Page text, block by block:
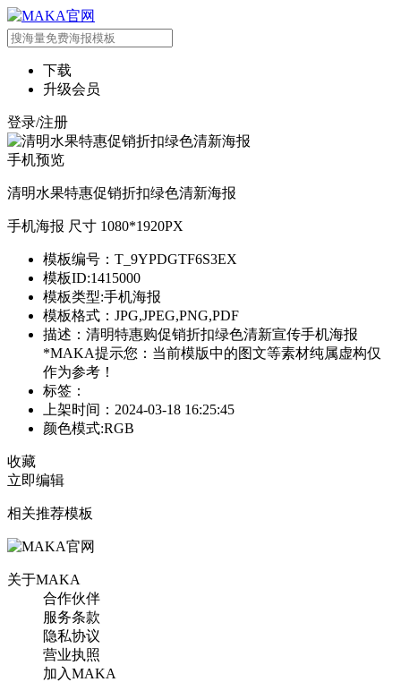
下载
升级会员
登录/注册
手机预览
清明水果特惠促销折扣绿色清新海报
手机海报 尺寸 1080*1920PX
模板编号：T_9YPDGTF6S3EX
模板ID:1415000
模板类型:手机海报
模板格式：JPG,JPEG,PNG,PDF
描述：清明特惠购促销折扣绿色清新宣传手机海报
*MAKA提示您：当前模版中的图文等素材纯属虚构仅
作为参考！
标签：
上架时间：2024-03-18 16:25:45
颜色模式:RGB
收藏
立即编辑
相关推荐模板
关于MAKA
合作伙伴
服务条款
隐私协议
营业执照
加入MAKA